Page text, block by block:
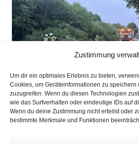
Zustimmung
Um dir ein optimales Erlebnis zu bieten,
Cookies, um Geräteinformationen zu speichern
zuzugreifen. Wenn du diesen Technologien
wie das Surfverhalten oder eindeutige IDs auf
Wenn du deine Zustimmung nicht erteilst oder
bestimmte Merkmale und Funktionen